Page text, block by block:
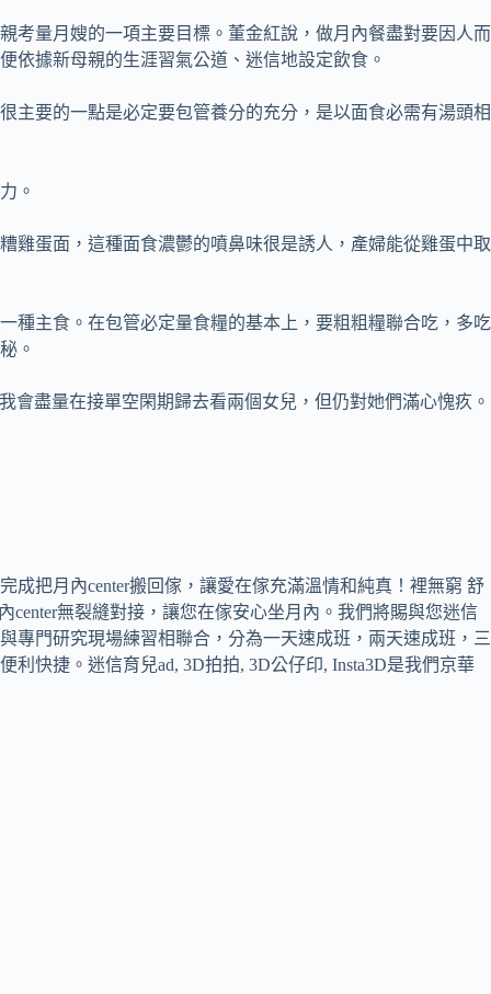
考量月嫂的一項主要目標。董金紅說，做月內餐盡對要因人而
依據新母親的生涯習氣公道、迷信地設定飲食。
主要的一點是必定要包管養分的充分，是以面食必需有湯頭相
。
雞蛋面，這種面食濃鬱的噴鼻味很是誘人，產婦能從雞蛋中取
種主食。在包管必定量食糧的基本上，要粗粗糧聯合吃，多吃
。
盡量在接單空閑期歸去看兩個女兒，但仍對她們滿心愧疚。
成把月內center搬回傢，讓愛在傢充滿溫情和純真！裡無窮 舒
無裂縫對接，讓您在傢安心坐月內。我們將賜與您迷信
專門研究現場練習相聯合，分為一天速成班，兩天速成班，三
快捷。迷信育兒ad, 3D拍拍, 3D公仔印, Insta3D是我們京華